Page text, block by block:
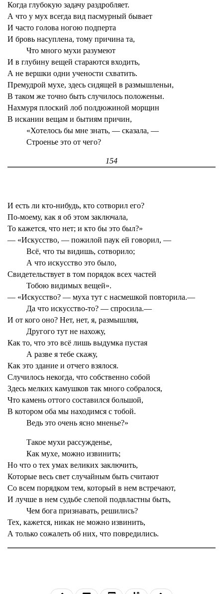
Когда глубокую задачу раздробляет.
А что у мух всегда вид пасмурный бывает
И часто голова ногою подперта
И бровь насуплена, тому причина та,
Что много мухи разумеют
И в глубину вещей стараются входить,
А не вершки одни учености схватить.
Премудрой мухе, здесь сидящей в размышленьи,
В таком же точно быть случилось положеньи.
Нахмуря плоский лоб полдюжиной морщин
В искании вещам и бытиям причин,
«Хотелось бы мне знать, — сказала, —
Строенье это от чего?
154
И есть ли кто-нибудь, кто сотворил его?
По-моему, как я об этом заключала,
То кажется, что нет; и кто бы это был?»
— «Искусство, — пожилой паук ей говорил, —
Всё, что ты видишь, сотворило;
А что искусство это было,
Свидетельствует в том порядок всех частей
Тобою видимых вещей».
— «Искусство? — муха тут с насмешкой повторила.—
Да что искусство-то? — спросила.—
И от кого оно? Нет, нет, я, размышляя,
Другого тут не нахожу,
Как то, что это всё лишь выдумка пустая
А разве я тебе скажу,
Как это здание и отчего взялося.
Случилось некогда, что собственно собой
Здесь мелких камушков так много собралося,
Что камень оттого составился большой,
В котором оба мы находимся с тобой.
Ведь это очень ясно мненье?»
Такое мухи рассужденье,
Как мухе, можно извинить;
Но что о тех умах великих заключить,
Которые весь свет случайным быть считают
Со всем порядком тем, который в нем встречают,
И лучше в нем судьбе слепой подвластны быть,
Чем бога признавать, решились?
Тех, кажется, никак не можно извинить,
А только сожалеть об них, что повредились.